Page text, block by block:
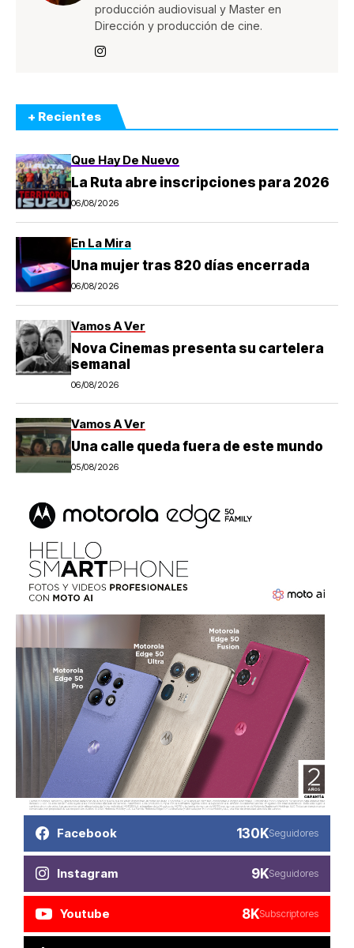
producción audiovisual y Master en
Dirección y producción de cine.
+ Recientes
Que Hay De Nuevo
La Ruta abre inscripciones para 2026
06/08/2026
En La Mira
Una mujer tras 820 días encerrada
06/08/2026
Vamos A Ver
Nova Cinemas presenta su cartelera
semanal
06/08/2026
Vamos A Ver
Una calle queda fuera de este mundo
05/08/2026
Facebook 130KSeguidores
Instagram 9KSeguidores
Youtube 8KSubscriptores